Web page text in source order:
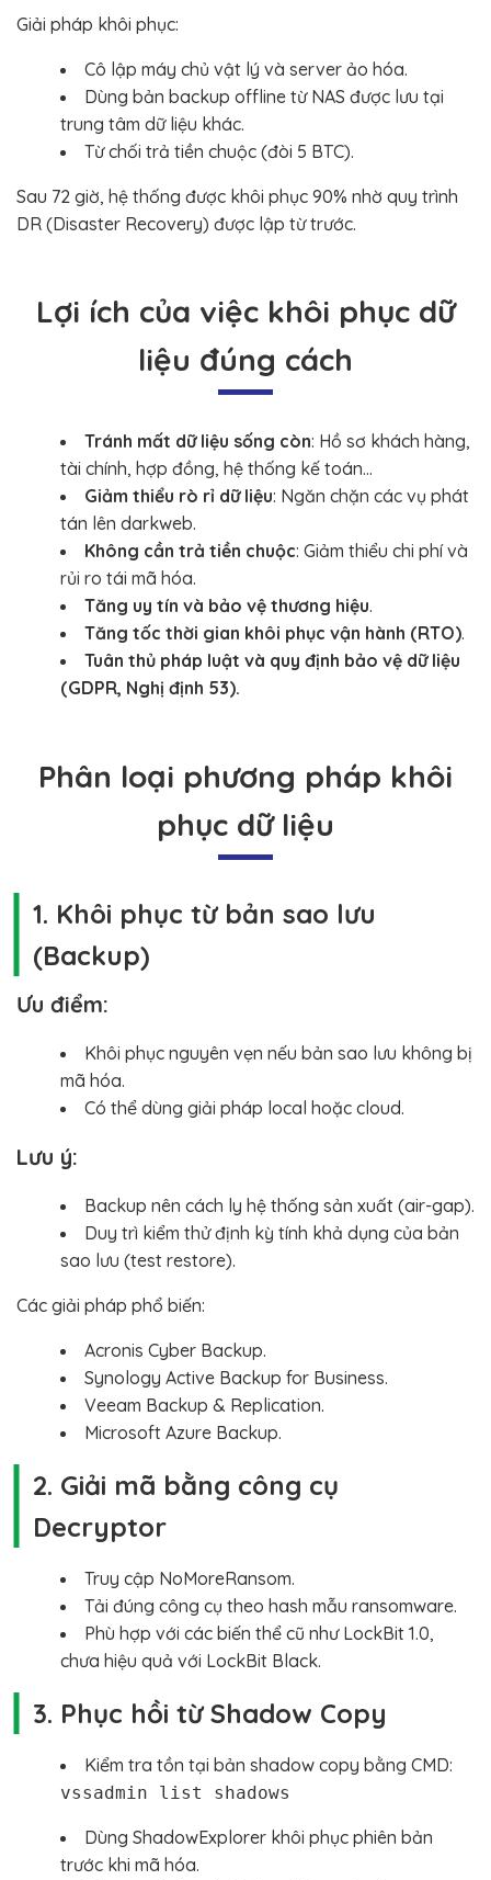
Giải pháp khôi phục:
Cô lập máy chủ vật lý và server ảo hóa.
Dùng bản backup offline từ NAS được lưu tại
trung tâm dữ liệu khác.
Từ chối trả tiền chuộc (đòi 5 BTC).
Sau 72 giờ, hệ thống được khôi phục 90% nhờ quy trình
DR (Disaster Recovery) được lập từ trước.
Lợi ích của việc khôi phục dữ
liệu đúng cách
Tránh mất dữ liệu sống còn: Hồ sơ khách hàng,
tài chính, hợp đồng, hệ thống kế toán…
Giảm thiểu rò rỉ dữ liệu: Ngăn chặn các vụ phát
tán lên darkweb.
Không cần trả tiền chuộc: Giảm thiểu chi phí và
rủi ro tái mã hóa.
Tăng uy tín và bảo vệ thương hiệu.
Tăng tốc thời gian khôi phục vận hành (RTO).
Tuân thủ pháp luật và quy định bảo vệ dữ liệu
(GDPR, Nghị định 53).
Phân loại phương pháp khôi
phục dữ liệu
1. Khôi phục từ bản sao lưu
(Backup)
Ưu điểm:
Khôi phục nguyên vẹn nếu bản sao lưu không bị
mã hóa.
Có thể dùng giải pháp local hoặc cloud.
Lưu ý:
Backup nên cách ly hệ thống sản xuất (air-gap).
Duy trì kiểm thử định kỳ tính khả dụng của bản
sao lưu (test restore).
Các giải pháp phổ biến:
Acronis Cyber Backup.
Synology Active Backup for Business.
Veeam Backup & Replication.
Microsoft Azure Backup.
2. Giải mã bằng công cụ
Decryptor
Truy cập NoMoreRansom.
Tải đúng công cụ theo hash mẫu ransomware.
Phù hợp với các biến thể cũ như LockBit 1.0,
chưa hiệu quả với LockBit Black.
3. Phục hồi từ Shadow Copy
Kiểm tra tồn tại bản shadow copy bằng CMD:
vssadmin list shadows
Dùng ShadowExplorer khôi phục phiên bản
trước khi mã hóa.